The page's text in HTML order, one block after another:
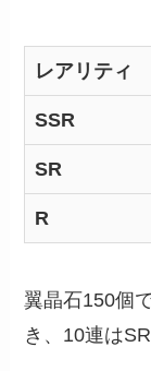
レアリティ
SSR
SR
R
翼晶石150個
き、10連は